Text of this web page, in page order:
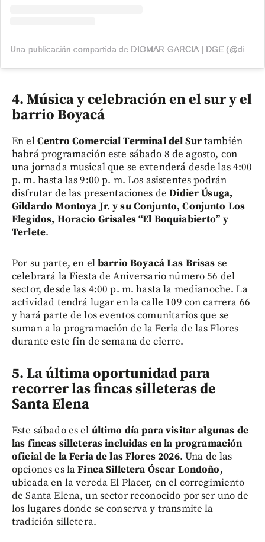
Una publicación compartida de DIOMAR GARCIA | DGE (@diomargarcia1)
4. Música y celebración en el sur y el
barrio Boyacá
En elCentro Comercial Terminal del Surtambién
habrá programación este sábado 8 de agosto, con
una jornada musical que se extenderá desde las 4:00
p. m. hasta las 9:00 p. m. Los asistentes podrán
disfrutar de las presentaciones deDidier Úsuga,
Gildardo Montoya Jr. y su Conjunto, Conjunto Los
Elegidos, Horacio Grisales “El Boquiabierto” y
Terlete.
Por su parte, en elbarrio Boyacá Las Brisas se
celebrará la Fiesta de Aniversario número 56 del
sector, desde las 4:00 p. m. hasta la medianoche. La
actividad tendrá lugar en la calle 109 con carrera 66
y hará parte de los eventos comunitarios que se
suman a la programación de la Feria de las Flores
durante este fin de semana de cierre.
5. La última oportunidad para
recorrer las fincas silleteras de
Santa Elena
Este sábado es el último día para visitar algunas de
las fincas silleteras incluidas en la programación
oficial de la Feria de las Flores 2026. Una de las
opciones es laFinca Silletera Óscar Londoño,
ubicada en la vereda El Placer, en el corregimiento
de Santa Elena, un sector reconocido por ser uno de
los lugares donde se conserva y transmite la
tradición silletera.